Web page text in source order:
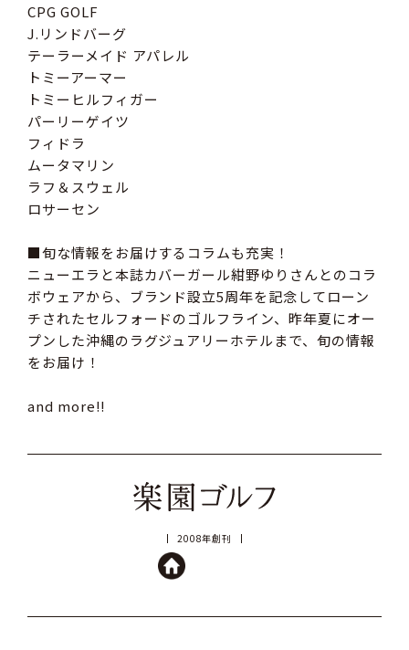
CPG GOLF
J.リンドバーグ
テーラーメイド アパレル
トミーアーマー
トミーヒルフィガー
パーリーゲイツ
フィドラ
ムータマリン
ラフ＆スウェル
ロサーセン
■旬な情報をお届けするコラムも充実！
ニューエラと本誌カバーガール紺野ゆりさんとのコラ
ボウェアから、ブランド設立5周年を記念してローン
チされたセルフォードのゴルフライン、昨年夏にオー
プンした沖縄のラグジュアリーホテルまで、旬の情報
をお届け！
and more!!
2008年創刊